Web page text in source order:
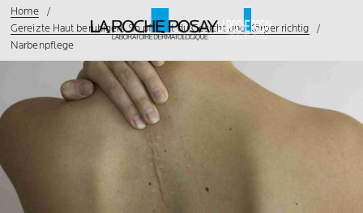
Home
Gereizte Haut beruhigen: So pflegst du Gesicht und Körper richtig
Narbenpflege